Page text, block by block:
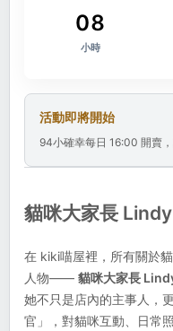
08
小時
活動即將開始
94小確幸每日 16:00 開賣
貓咪大家長 Lindy
在 kiki喵屋裡，所有關於
人物—— 貓咪大家長
她不只是店內的主事人，
官」，對貓咪互動、日常